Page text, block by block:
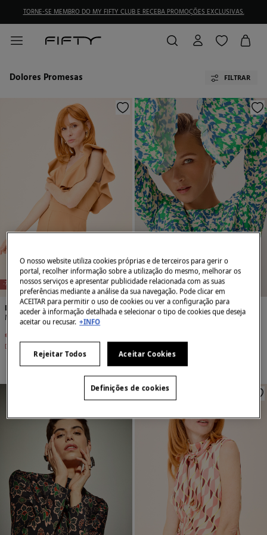
TORNE-SE MEMBRO DO MY FIFTY CLUB E RECEBA PROMOÇÕES EXCLUSIVAS.
Dolores Promesas FILTRAR
-71% E
X
C
L
U
SI
V
E
O
N
LI
N
E
Dolores Promesas
Macaco Soei
€ 52,99
Desconto
-70%
Dolores Promesas
Vestido curto de Marselha
O nosso website utiliza cookies próprias e de terceiros para gerir o
portal, recolher informação sobre a utilização do mesmo, melhorar os
nossos serviços e apresentar publicidade relacionada com as suas
preferências mediante a análise da sua navegação. Pode clicar em
ACEITAR para permitir o uso de cookies ou ver a configuração para
aceder à informação detalhada e selecionar o tipo de cookies que deseja
aceitar ou recusar. +INFO
Rejeitar Todos Aceitar Cookies
Definições de cookies